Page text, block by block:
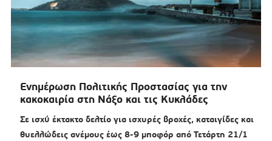
Ενημέρωση Πολιτικής Προστασίας για την
κακοκαιρία στη Νάξο και τις Κυκλάδες
Σε ισχύ έκτακτο δελτίο για ισχυρές βροχές, καταιγίδες και
θυελλώδεις ανέμους έως 8-9 μποφόρ από Τετάρτη 21/1